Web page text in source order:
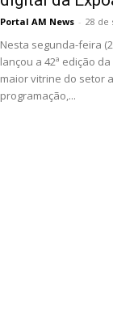
Portal AM News - 28 de
Nesta segunda-feira
lançou a 42ª edição
maior vitrine do setor
programação,...